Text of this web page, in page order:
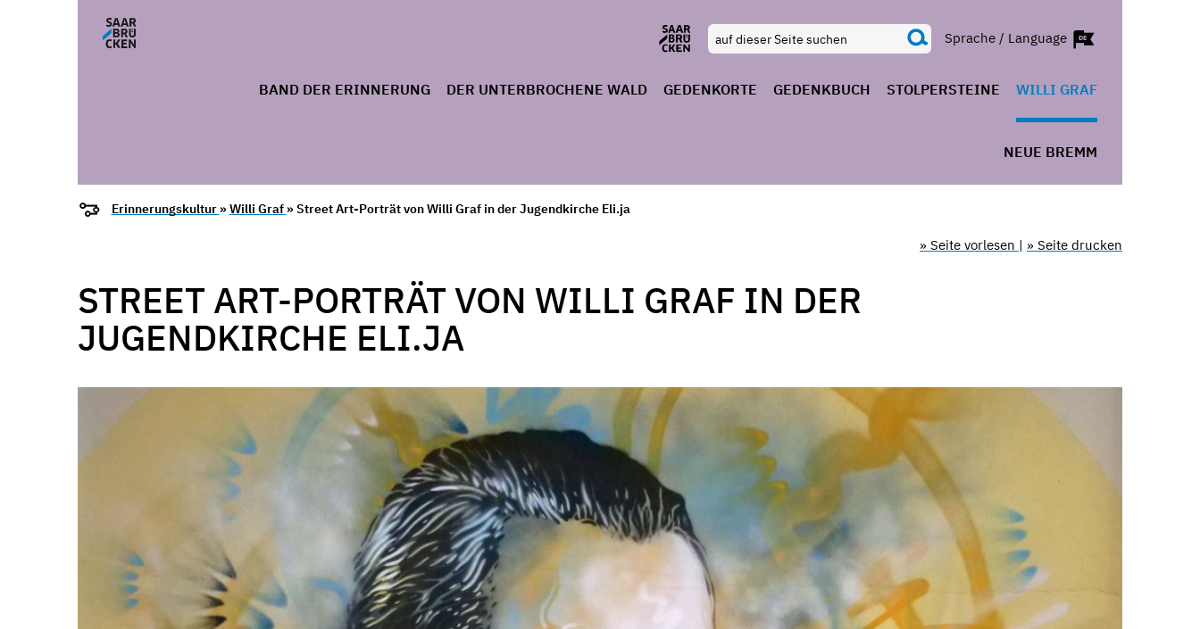
Sprache / Language
BAND DER ERINNERUNG DER UNTERBROCHENE WALD GEDENKORTE GEDENKBUCH STOLPERSTEINE WILLI GRAF
NEUE BREMM
Erinnerungskultur »Willi Graf » Street Art-Porträt von Willi Graf in der Jugendkirche Eli.ja
» Seite vorlesen | » Seite drucken
STREET ART-PORTRÄT VON WILLI GRAF IN DER
JUGENDKIRCHE ELI.JA